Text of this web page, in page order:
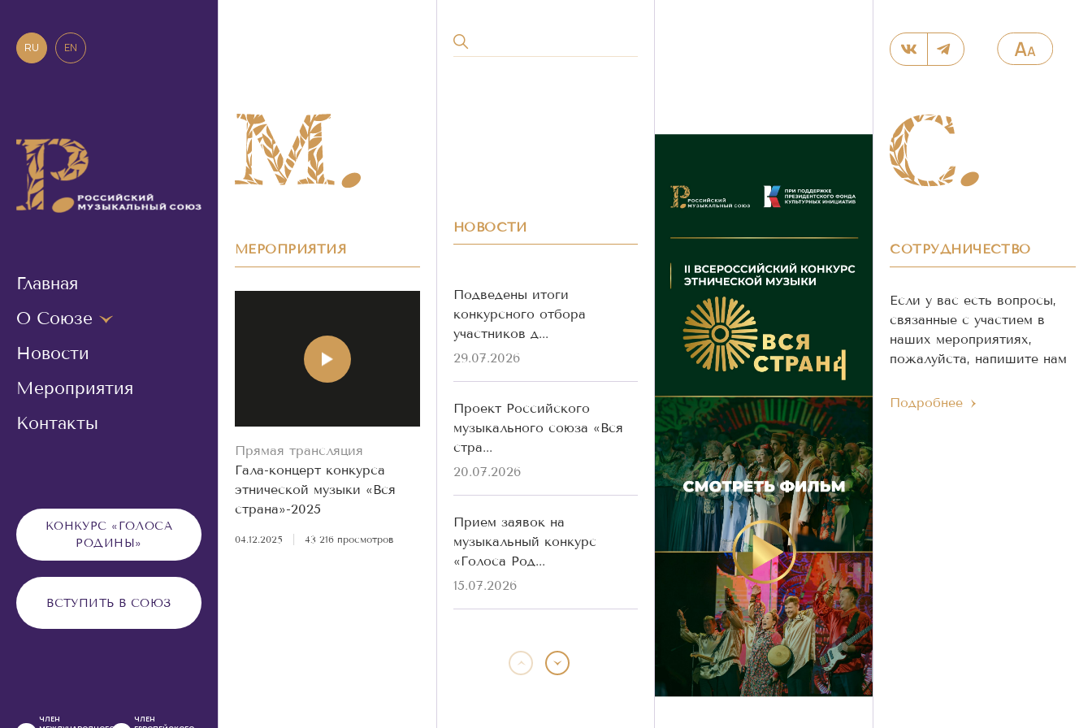
RU EN
Главная
О Союзе
Новости
Мероприятия
Контакты
КОНКУРС «ГОЛОСА
РОДИНЫ»
ВСТУПИТЬ В СОЮЗ
ЧЛЕН
ЧЛЕН
МЕРОПРИЯТИЯ
Прямая трансляция
Гала-концерт конкурса
этнической музыки «Вся
страна»-2025
04.12.2025 43 216 просмотров
НОВОСТИ
Подведены итоги
конкурсного отбора
участников д...
29.07.2026
Проект Российского
музыкального союза «Вся
стра...
20.07.2026
Прием заявок на
музыкальный конкурс
«Голоса Род...
15.07.2026
«Голоса Родины» разных
СОТРУДНИЧЕСТВО
Если у вас есть вопросы,
связанные с участием в
наших мероприятиях,
пожалуйста, напишите нам
Подробнее